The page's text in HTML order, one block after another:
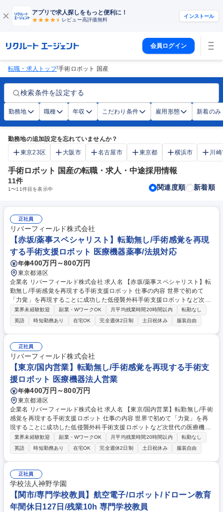
アプリで求人探しをもっと便利に！
レビュー高評価無料
インストール
会員ログイン
転職・求人トップ/手術ロボット 国産
検索条件を設定する
勤務地 職種 年収 こだわり条件 雇用形態 新着のみ
勤務地の追加設定を忘れていませんか？
東京23区
大阪市 名古屋市 東京都 横浜市 川
手術ロボット 国産の転職・求人・中途採用情報
11件
1〜11件目を表示中 関連度順 新着順
正社員
リバーフィールド株式会社
【赤坂/薬事スペシャリスト】転勤無し/手術感覚を再現
する手術支援ロボット 医療機器薬事/法規対応
年俸400万円～800万円
東京都港区
企業名 リバーフィールド株式会社 求人名 【赤坂/薬事スペシャリスト】転
勤無し/手術感覚を再現する手術支援ロボット 仕事の内容 世界で初めて
「力覚」を再現することに成功した低侵襲外科手術支援ロボットなど次世
代の医療機器を研究・開発および販売する当社で医療機器(薬機法クラス1
～3)の薬事申請対応をお任せいたします。 【国内薬事申請】■PMDA及び
第三者認証機関へ薬事申請するための文書作成及び変更管理 ■薬事申請に
関するPMDA及び第三者認証機関等との相談・照会・調査対応 ■製造販売
業、製造業、販売業、修理業の業態管理業務 ■国内及び海外規制当局等か
らの法規制情報収集活動、動向調査 ■設計開発文書レビュー 【海外薬事申
請】■海外規制当局への薬事申請書類の作成・申請・相談・照会対応 募集
職種 【赤坂/薬事スペシャリスト】転勤無し/手術感覚を再現する手術支援
ロボット
業界未経験歓迎 副業・WワークOK 月平均残業時間20時間以内
転勤なし
英語
時短勤務あり 在宅OK 完全週休2日制 土日祝休み 服装自由
正社員
リバーフィールド株式会社
【東京/国内営業】転勤無し/手術感覚を再現する手術支
援ロボット 医療機器法人営業
年俸400万円～800万円
東京都港区
企業名 リバーフィールド株式会社 求人名 【東京/国内営業】転勤無し/手術
感覚を再現する手術支援ロボット 仕事の内容 世界で初めて「力覚」を再
現することに成功した低侵襲外科手術支援ロボットなど次世代の医療機器
を研究・開発および販売する当社で国内営業を担当。新規提案から導入後
のフォローまで一貫して担います。 ■既存施設への営業と関係構築 ■症例
数拡大に向けた提案 ■新規導入に向けた交渉やデモ実施 ■学会での製品説
明 ■市場調査に基づく営業企画立案 【仕事の魅力】現場の中核メンバーと
して裁量を持って活躍できます。将来的にはチームを牽引する役割も期待
されており、事業拡大と共に成長できる環境です。 募集職種 【東京/国内
営業】転勤無し/手術感覚を再現する手術支援ロボット
業界未経験歓迎 副業・WワークOK 月平均残業時間20時間以内
転勤なし
英語
時短勤務あり 在宅OK 完全週休2日制 土日祝休み 服装自由
正社員
学校法人神野学園
【関市/専門学校教員】航空電子/ロボット/ドローン教育
年間休日127日/残業10h 専門学校教員